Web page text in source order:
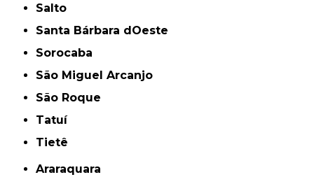
Salto
Santa Bárbara dOeste
Sorocaba
São Miguel Arcanjo
São Roque
Tatuí
Tietê
Araraquara